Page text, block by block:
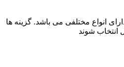
انواع مختلفی می باشد. گزینه ها
شوند